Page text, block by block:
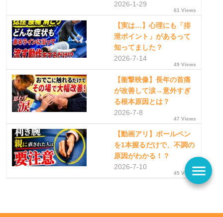
2026-1-29
61 Views
【実は…】心理にも「排
泄ポイント」があるって
知ってました？
2026-7-14
49 Views
【衝撃映像】長年の首痛
が改善して涙→意外すぎ
る根本原因とは？
2026-7-8
47 Views
【動画アリ】ボールペン
を1本握るだけで、不調の
原因がわかる！？
2026-7-10
45 Viewsmenu